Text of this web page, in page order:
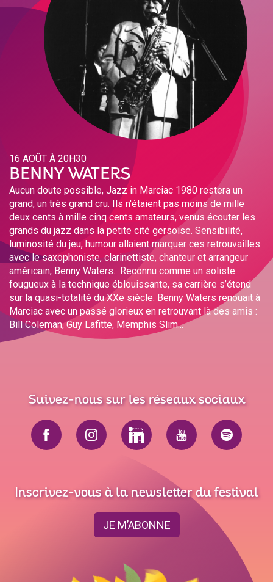
16 AOÛT À 20H30
BENNY WATERS
Aucun doute possible, Jazz in Marciac 1980 restera un
grand, un très grand cru. Ils n'étaient pas moins de mille
deux cents à mille cinq cents amateurs, venus écouter les
grands du jazz dans la petite cité gersoise. Sensibilité,
luminosité du jeu, humour allaient marquer ces retrouvailles
avec le saxophoniste, clarinettiste, chanteur et arrangeur
américain, Benny Waters. Reconnu comme un soliste
fougueux à la technique éblouissante, sa carrière s’étend
sur la quasi-totalité du XXe siècle. Benny Waters renouait à
Marciac avec un passé glorieux en retrouvant là des amis :
Bill Coleman, Guy Lafitte, Memphis Slim...
Suivez-nous sur les réseaux sociaux
Inscrivez-vous à la newsletter du festival
JE M’ABONNE